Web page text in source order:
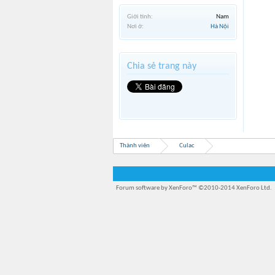
Giới tính:
Nam
Nơi ở:
Hà Nội
Chia sẻ trang này
Thành viên Culac
Forum software by XenForo™ ©2010-2014 XenForo Ltd.